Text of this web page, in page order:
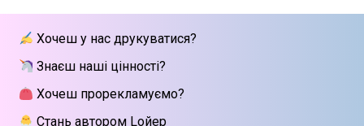
Хочеш у нас друкуватися?
Знаєш наші цінності?
Хочеш прорекламуємо?
Стань автором Lойер